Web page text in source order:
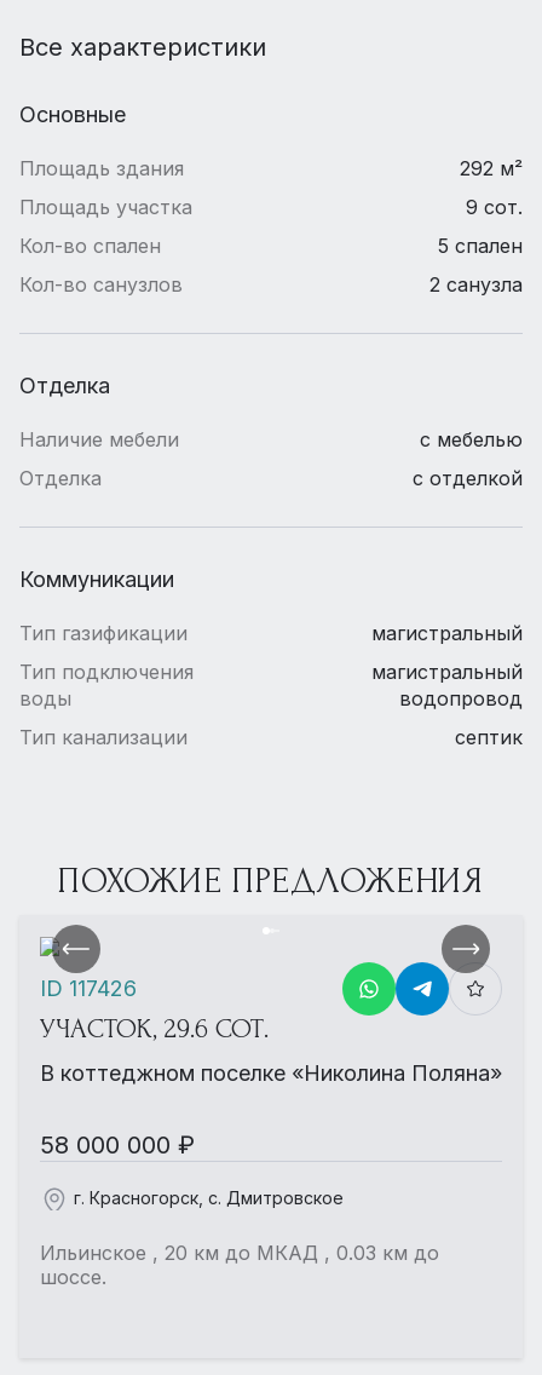
Все характеристики
Основные
Площадь здания
292 м²
Площадь участка
9 сот.
Кол-во спален
5 спален
Кол-во санузлов
2 санузла
Отделка
Наличие мебели
с мебелью
Отделка
с отделкой
Коммуникации
Тип газификации
магистральный
Тип подключения
воды
магистральный
водопровод
Тип канализации
септик
ПОХОЖИЕ ПРЕДЛОЖЕНИЯ
УЧАСТОК, 29.6 СОТ.
В коттеджном поселке «Николина Поляна»
58 000 000 ₽
г. Красногорск, с. Дмитровское
Ильинское , 20 км до МКАД , 0.03 км до
шоссе.
ID 117426